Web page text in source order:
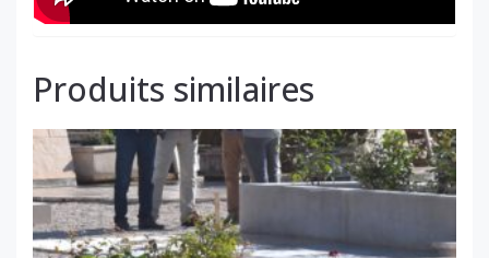
Produits similaires